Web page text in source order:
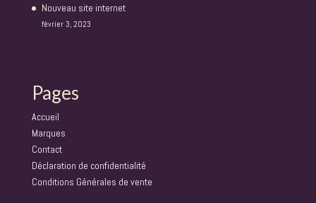
Nouveau site internet
février 3, 2023
Pages
Accueil
Marques
Contact
Déclaration de confidentialité
Conditions Générales de vente